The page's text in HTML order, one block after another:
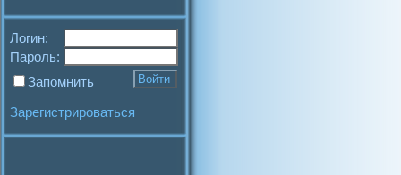
Логин:
Пароль:
Запомнить
Зарегистрироваться